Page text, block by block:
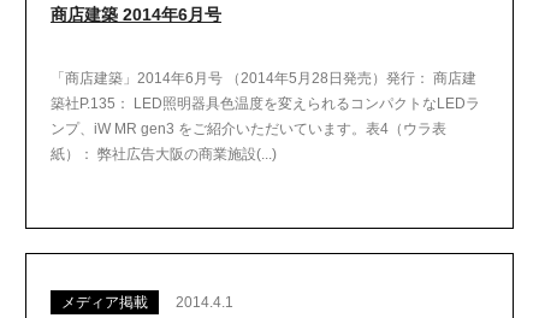
商店建築 2014年6月号
「商店建築」2014年6月号 （2014年5月28日発売）発行： 商店建
築社P.135： LED照明器具色温度を変えられるコンパクトなLEDラ
ンプ、iW MR gen3 をご紹介いただいています。表4（ウラ表
紙）： 弊社広告大阪の商業施設(...)
メディア掲載 2014.4.1